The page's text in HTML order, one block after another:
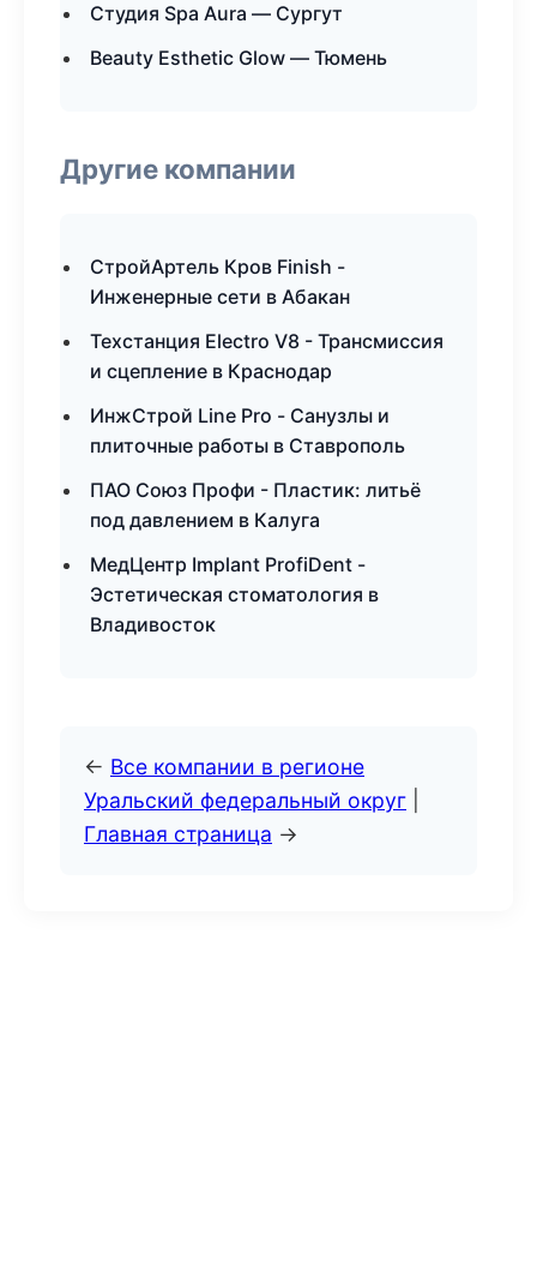
Студия Spa Aura — Сургут
Beauty Esthetic Glow — Тюмень
Другие компании
СтройАртель Кров Finish -
Инженерные сети в Абакан
Техстанция Electro V8 - Трансмиссия
и сцепление в Краснодар
ИнжСтрой Line Pro - Санузлы и
плиточные работы в Ставрополь
ПАО Союз Профи - Пластик: литьё
под давлением в Калуга
МедЦентр Implant ProfiDent -
Эстетическая стоматология в
Владивосток
← Все компании в регионе
Уральский федеральный округ
Главная страница →